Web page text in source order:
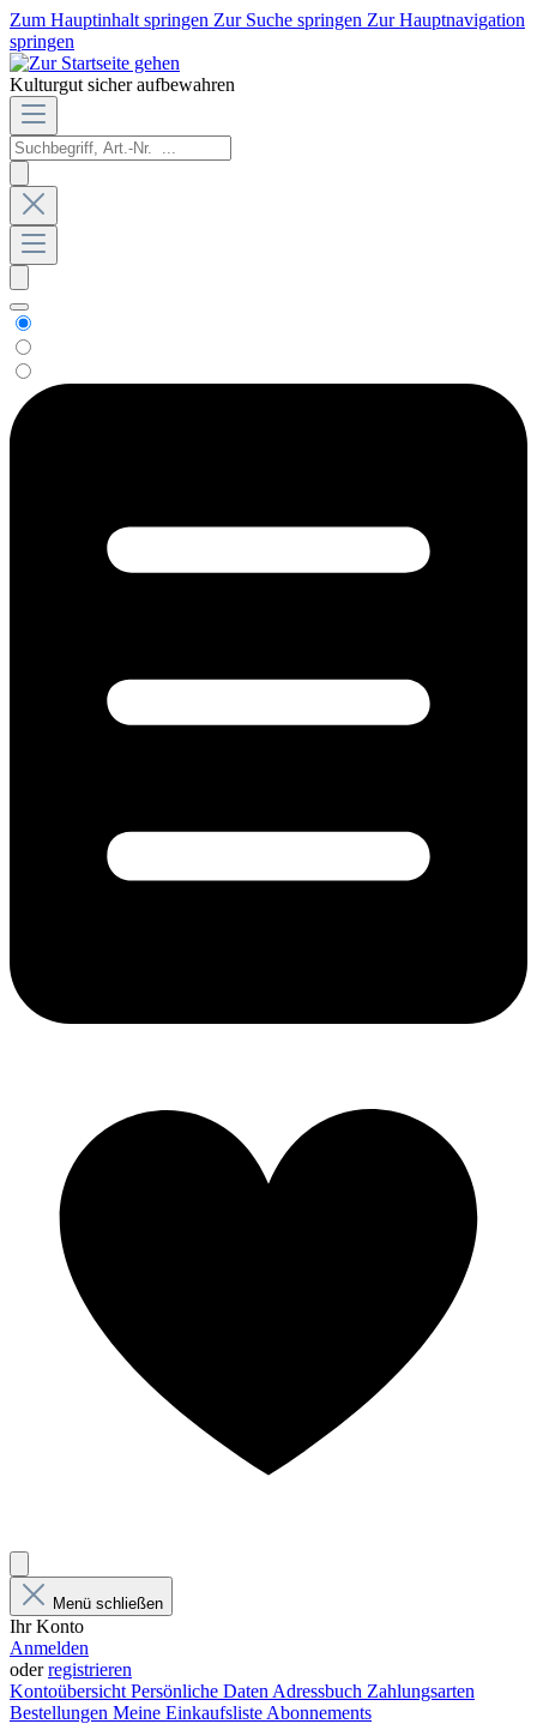
Zum Hauptinhalt springen Zur Suche springen Zur Hauptnavigation
springen
Kulturgut sicher aufbewahren
Menü schließen
Ihr Konto
Anmelden
oderregistrieren
Kontoübersicht Persönliche Daten Adressbuch Zahlungsarten
Bestellungen Meine Einkaufsliste Abonnements